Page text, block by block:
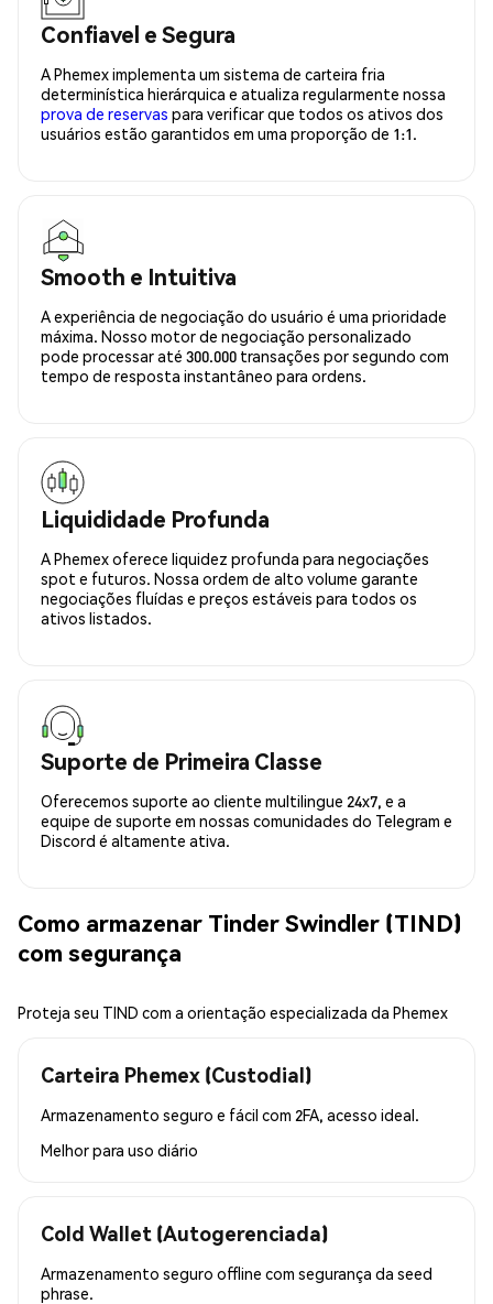
Confiavel e Segura
A Phemex implementa um sistema de carteira fria
determinística hierárquica e atualiza regularmente nossa
prova de reservas para verificar que todos os ativos dos
usuários estão garantidos em uma proporção de 1:1.
Smooth e Intuitiva
A experiência de negociação do usuário é uma prioridade
máxima. Nosso motor de negociação personalizado
pode processar até 300.000 transações por segundo com
tempo de resposta instantâneo para ordens.
Liquididade Profunda
A Phemex oferece liquidez profunda para negociações
spot e futuros. Nossa ordem de alto volume garante
negociações fluídas e preços estáveis para todos os
ativos listados.
Suporte de Primeira Classe
Oferecemos suporte ao cliente multilingue 24x7, e a
equipe de suporte em nossas comunidades do Telegram e
Discord é altamente ativa.
Como armazenar Tinder Swindler (TIND)
com segurança
Proteja seu TIND com a orientação especializada da Phemex
Carteira Phemex (Custodial)
Armazenamento seguro e fácil com 2FA, acesso ideal.
Melhor para uso diário
Cold Wallet (Autogerenciada)
Armazenamento seguro offline com segurança da seed
phrase.